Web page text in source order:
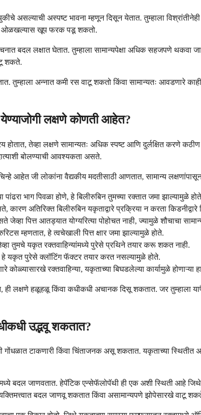
असल्याची अस्पष्ट भावना म्हणून दिसून येतात. तुम्हाला
ओळखल्यास खूप फरक पडू शकतो.
बदल लक्षात घेतात. तुम्हाला सामान्यपेक्षा अधिक सहजपणे थकवा
शकते.
अन्नात कमी रस वाटू शकतो किंवा सामान्यतः आवडणारे
लक्षणे कोणती आहेत?
तेव्हा लक्षणे सामान्यतः अधिक स्पष्ट आणि दुर्लक्षित करणे
बोलण्याची आवश्यकता असते.
आहेत जी लोकांना वैद्यकीय मदतीसाठी आणतात, सामान्य
भाग पिवळा होणे, हे बिलीरुबिन तुमच्या रक्तात जमा झाल्यामुळे
कारण अतिरिक्त बिलीरुबिन यकृताद्वारे प्रक्रिया न करता
जेव्हा पित्त आतड्यात योग्यरित्या पोहोचत नाही, ज्यामुळे शौचाचा
म्हणतात, हे त्वचेखाली पित्त क्षार जमा झाल्यामुळे होते.
तुमचे यकृत रक्तवाहिन्यांमध्ये पुरेसे प्रथिने तयार करू शकत नाही.
यकृत पुरेसे क्लॉटिंग फॅक्टर तयार करत नसल्यामुळे होते.
कोळ्यासारखे रक्तवाहिन्या, यकृताच्या बिघडलेल्या कार्यामुळे होणाऱ्या
लक्षणे हळूहळू किंवा कधीकधी अचानक दिसू शकतात. जर तुम्हाला
उद्भवू शकतात?
गोंधळात टाकणारी किंवा चिंताजनक असू शकतात. यकृताच्या
बदल जाणवतात. हेपॅटिक एन्सेफॅलोपॅथी ही एक अशी स्थिती आहे जिथे
बदल जाणवू शकतात किंवा असामान्यपणे झोपेसारखे वाटू